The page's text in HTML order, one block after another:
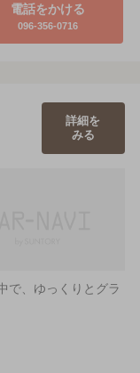
電話をかける
096-356-0716
詳細を
みる
で、ゆっくりとグラ